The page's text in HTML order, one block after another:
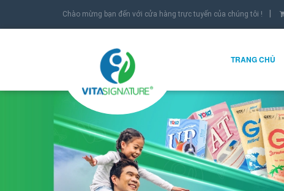
Chào mừng bạn đến với cửa hàng trực tuyến của chúng tôi !
TRANG CHỦ